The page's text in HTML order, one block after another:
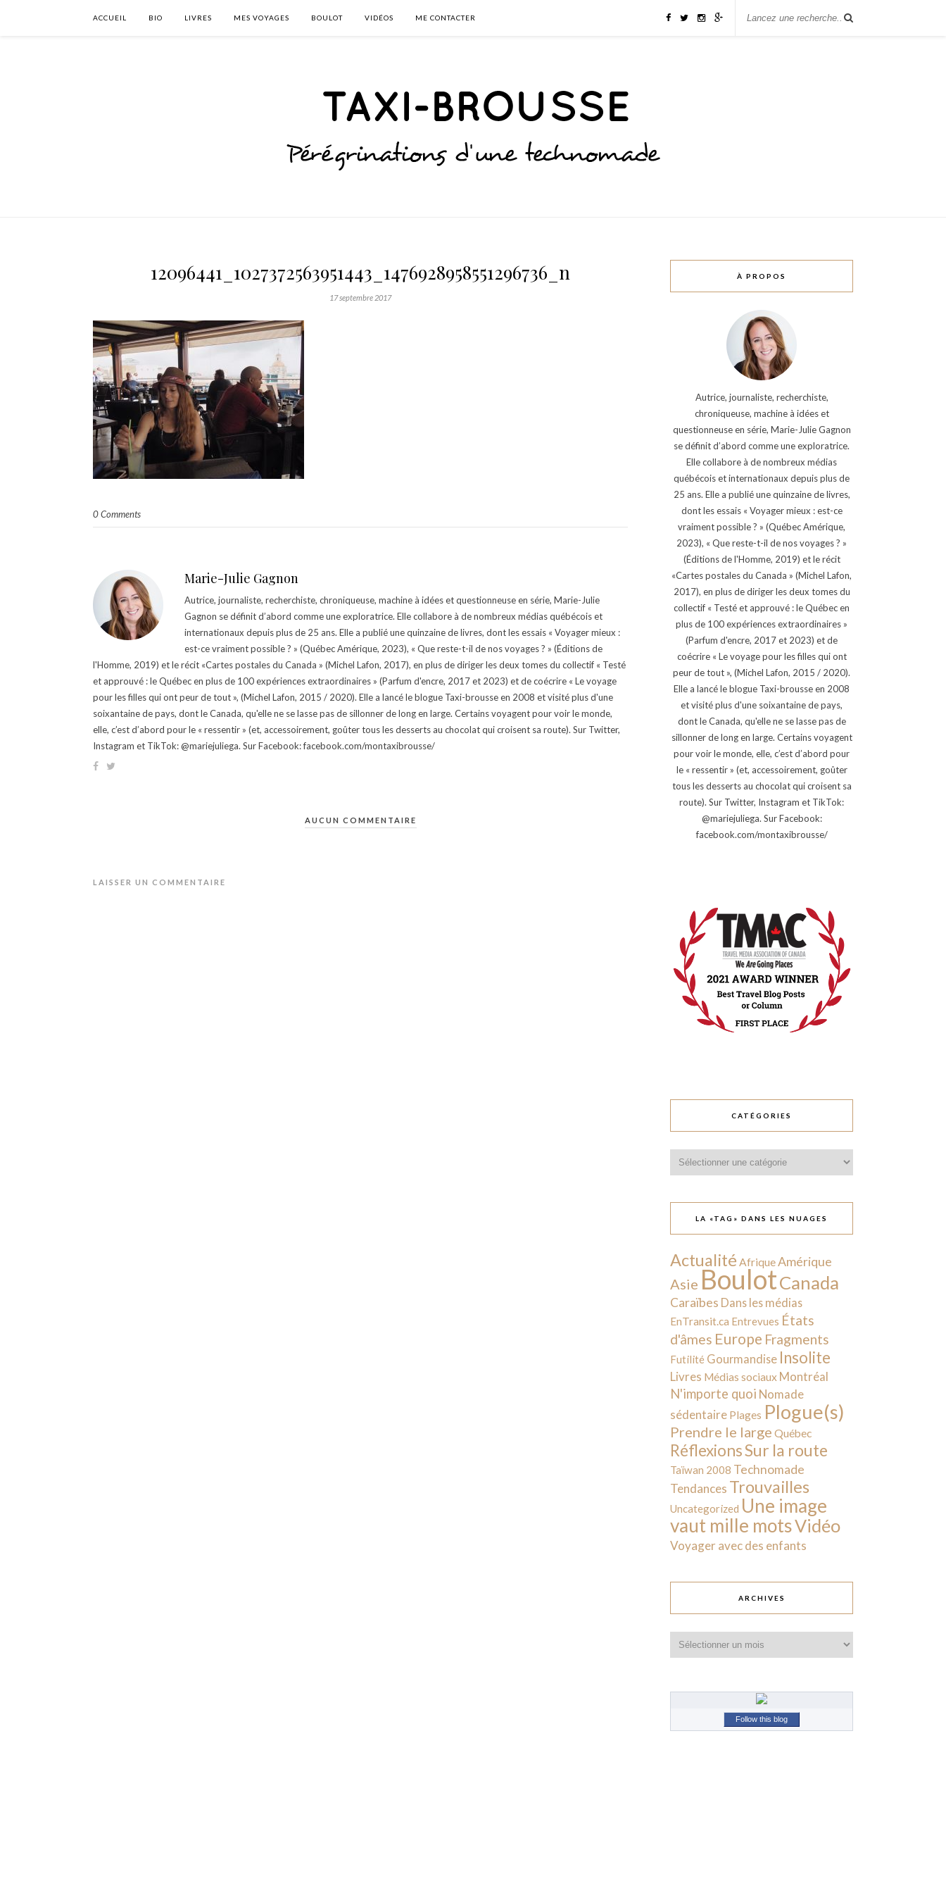
ACCUEIL BIO LIVRES MES VOYAGES BOULOT VIDÉOS ME CONTACTER
12096441_1027372563951443_1476928958551296736_n
17 septembre 2017
0 Comments
Marie-Julie Gagnon
Autrice, journaliste, recherchiste, chroniqueuse, machine à idées et questionneuse en série, Marie-Julie
Gagnon se définit d’abord comme une exploratrice. Elle collabore à de nombreux médias québécois et
internationaux depuis plus de 25 ans. Elle a publié une quinzaine de livres, dont les essais « Voyager mieux :
est-ce vraiment possible ? » (Québec Amérique, 2023), « Que reste-t-il de nos voyages ? » (Éditions de
l'Homme, 2019) et le récit «Cartes postales du Canada » (Michel Lafon, 2017), en plus de diriger les deux tomes du collectif « Testé
et approuvé : le Québec en plus de 100 expériences extraordinaires » (Parfum d'encre, 2017 et 2023) et de coécrire « Le voyage
pour les filles qui ont peur de tout », (Michel Lafon, 2015 / 2020). Elle a lancé le blogue Taxi-brousse en 2008 et visité plus d'une
soixantaine de pays, dont le Canada, qu'elle ne se lasse pas de sillonner de long en large. Certains voyagent pour voir le monde,
elle, c’est d’abord pour le « ressentir » (et, accessoirement, goûter tous les desserts au chocolat qui croisent sa route). Sur Twitter,
Instagram et TikTok: @mariejuliega. Sur Facebook: facebook.com/montaxibrousse/
AUCUN COMMENTAIRE
LAISSER UN COMMENTAIRE
À PROPOS
Autrice, journaliste, recherchiste,
chroniqueuse, machine à idées et
questionneuse en série, Marie-Julie Gagnon
se définit d’abord comme une exploratrice.
Elle collabore à de nombreux médias
québécois et internationaux depuis plus de
25 ans. Elle a publié une quinzaine de livres,
dont les essais « Voyager mieux : est-ce
vraiment possible ? » (Québec Amérique,
2023), « Que reste-t-il de nos voyages ? »
(Éditions de l'Homme, 2019) et le récit
«Cartes postales du Canada » (Michel Lafon,
2017), en plus de diriger les deux tomes du
collectif « Testé et approuvé : le Québec en
plus de 100 expériences extraordinaires »
(Parfum d'encre, 2017 et 2023) et de
coécrire « Le voyage pour les filles qui ont
peur de tout », (Michel Lafon, 2015 / 2020).
Elle a lancé le blogue Taxi-brousse en 2008
et visité plus d'une soixantaine de pays,
dont le Canada, qu'elle ne se lasse pas de
sillonner de long en large. Certains voyagent
pour voir le monde, elle, c’est d’abord pour
le « ressentir » (et, accessoirement, goûter
tous les desserts au chocolat qui croisent sa
route). Sur Twitter, Instagram et TikTok:
@mariejuliega. Sur Facebook:
facebook.com/montaxibrousse/
CATÉGORIES
LA «TAG» DANS LES NUAGES
Actualité AfriqueAmérique
Asie BoulotCanada
Caraïbes Dans les médias
EnTransit.ca Entrevues États
d'âmes Europe Fragments
Futilité Gourmandise Insolite
Livres Médias sociaux Montréal
N'importe quoi Nomade
sédentaire Plages Plogue(s)
Prendre le large Québec
RéflexionsSur la route
Taïwan 2008 Technomade
Tendances Trouvailles
Uncategorized Une image
vaut mille motsVidéo
Voyager avec des enfants
ARCHIVES
Follow this blog